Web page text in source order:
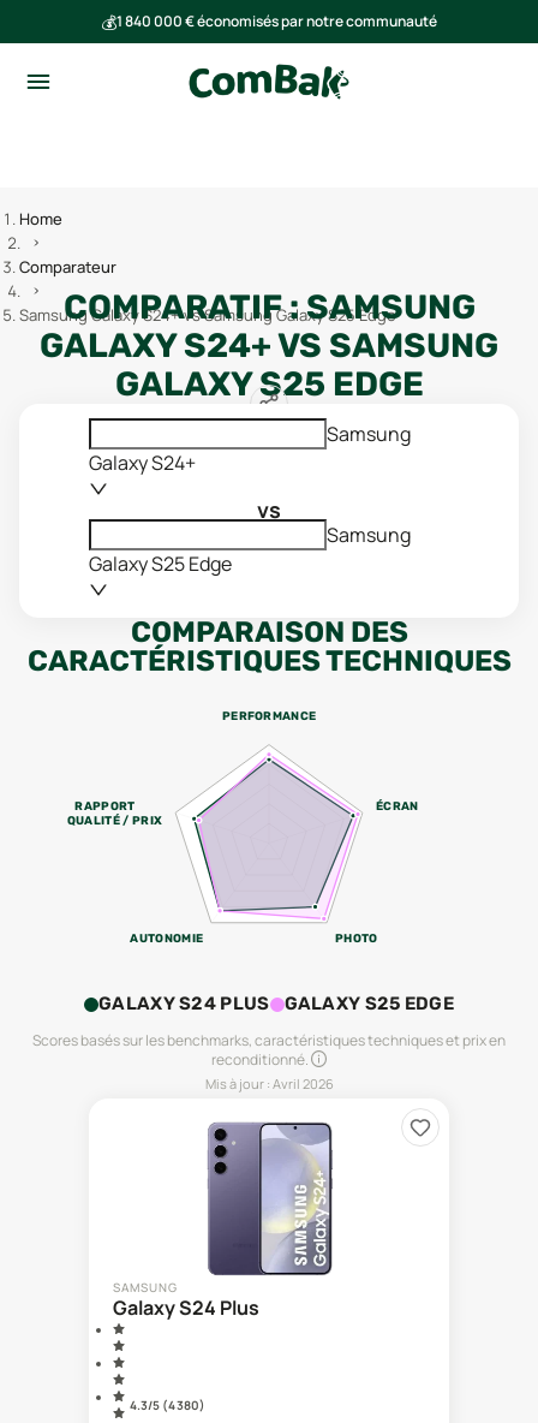
💰1 840 000 € économisés par notre communauté
Home
Comparateur
Samsung Galaxy S24+ vs Samsung Galaxy S25 Edge
COMPARATIF :SAMSUNG
GALAXY S24+VS SAMSUNG
GALAXY S25 EDGE
Samsung
Galaxy S24+
vs
Samsung
Galaxy S25 Edge
COMPARAISON DES
CARACTÉRISTIQUES TECHNIQUES
PERFORMANCE
ÉCRAN
PHOTO
AUTONOMIE
RAPPORT
QUALITÉ / PRIX
GALAXY S24 PLUS GALAXY S25 EDGE
Scores basés sur les benchmarks, caractéristiques techniques et prix en
reconditionné.
Mis à jour : Avril 2026
SAMSUNG
Galaxy S24 Plus
4.3/5 (4 380)